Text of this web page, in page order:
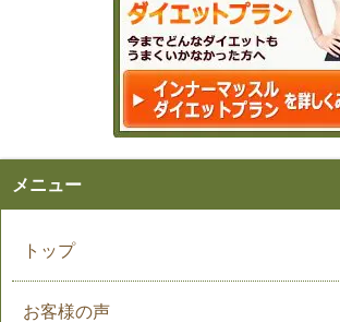
メニュー
トップ
お客様の声